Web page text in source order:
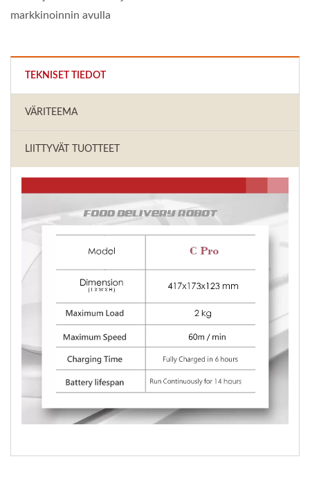
markkinoinnin avulla
TEKNISET TIEDOT
VÄRITEEMA
LIITTYVÄT TUOTTEET